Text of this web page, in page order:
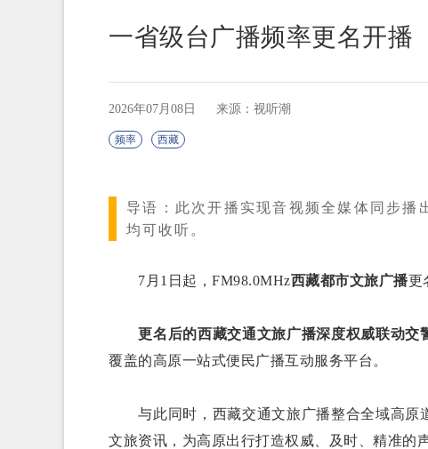
一省级台广播频率更名开播
2026年07月08日 来源：视听潮
频率 西藏
导语： 此次开播实现音视频全媒体同步播
均可收听。
7月1日起，FM98.0MHz西藏都市文旅广播更
更名后的西藏交通文旅广播深度权威联动交
覆盖的高原一站式便民广播互动服务平台。
与此同时，西藏交通文旅广播整合全域高
文旅资讯，为高原出行打造权威、及时、精准的